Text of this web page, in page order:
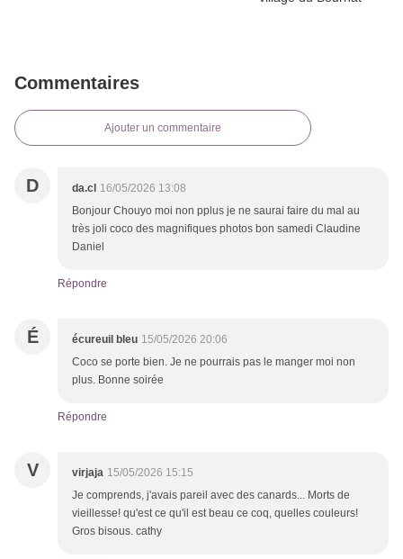
Commentaires
Ajouter un commentaire
D da.cl 16/05/2026 13:08
Bonjour Chouyo moi non pplus je ne saurai faire du mal au
très joli coco des magnifiques photos bon samedi Claudine
Daniel
Répondre
É écureuil bleu 15/05/2026 20:06
Coco se porte bien. Je ne pourrais pas le manger moi non
plus. Bonne soirée
Répondre
V virjaja 15/05/2026 15:15
Je comprends, j'avais pareil avec des canards... Morts de
vieillesse! qu'est ce qu'il est beau ce coq, quelles couleurs!
Gros bisous. cathy